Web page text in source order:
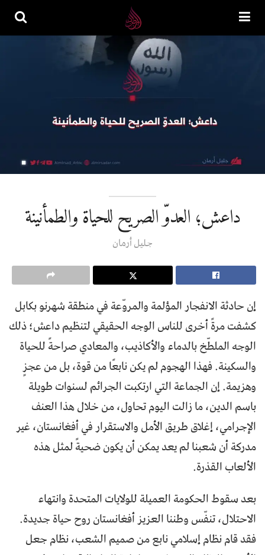
داعش؛ العدوّ الصريح للحياة والطمأنينة
جلیل أرمان
إن حادثة الانفجار المؤلمة والمروّعة في منطقة شهرنو بكابل
كشفت مرةً أخرى للناس الوجه الحقيقي لتنظيم داعش؛ ذلك
الوجه الملطّخ بالدماء والأكاذيب، والمعادي صراحةً للحياة
والسكينة. فهذا الهجوم لم يكن نابعًا من قوة، بل من عجزٍ
وهزيمة. إن الجماعة التي ارتكبت الجرائم لسنوات طويلة
باسم الدين، ما زالت اليوم تحاول، من خلال هذا العنف
الإجرامي، إغلاق طريق الأمل والاستقرار في أفغانستان، غير
مدركة أن شعبنا لم يعد يمكن أن يكون ضحيةً لمثل هذه
الألعاب القذرة.
بعد سقوط الحكومة العميلة للولايات المتحدة وانتهاء
الاحتلال، تنفّس وطننا العزيز أفغانستان روح حياة جديدة.
فقد قام نظام إسلامي نابع من صميم الشعب، نظام جعل